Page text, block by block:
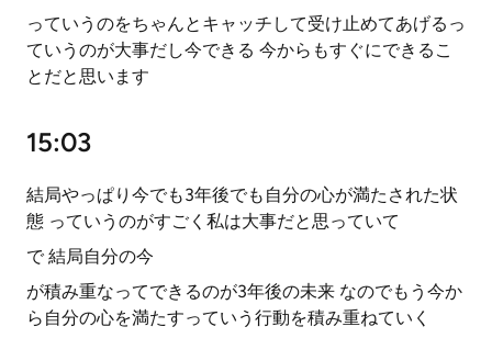
っていうのをちゃんとキャッチして受け止めてあげるっ
ていうのが大事だし今できる 今からもすぐにできるこ
とだと思います
15:03
結局やっぱり今でも3年後でも自分の心が満たされた状
態 っていうのがすごく私は大事だと思っていて
で 結局自分の今
が積み重なってできるのが3年後の未来 なのでもう今か
ら自分の心を満たすっていう行動を積み重ねていく